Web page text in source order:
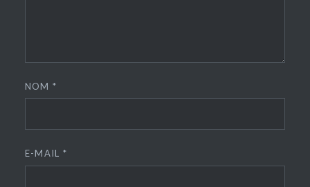
NOM*
E-MAIL *